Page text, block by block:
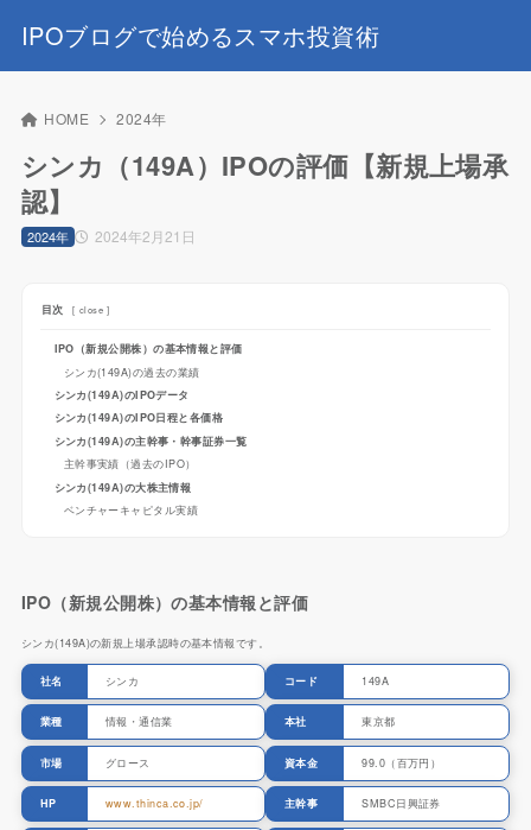
IPOブログで始めるスマホ投資術
HOME 2024年
シンカ（149A）IPOの評価【新規上場承
認】
2024年 2024年2月21日
目次 [ close ]
IPO（新規公開株）の基本情報と評価
シンカ(149A)の過去の業績
シンカ(149A)のIPOデータ
シンカ(149A)のIPO日程と各価格
シンカ(149A)の主幹事・幹事証券一覧
主幹事実績（過去のIPO）
シンカ(149A)の大株主情報
ベンチャーキャピタル実績
IPO（新規公開株）の基本情報と評価
シンカ(149A)の新規上場承認時の基本情報です。
社名 シンカ
業種 情報・通信業
市場 グロース
HP www.thinca.co.jp/
コード 149A
本社 東京都
資本金 99.0（百万円）
主幹事 SMBC日興証券